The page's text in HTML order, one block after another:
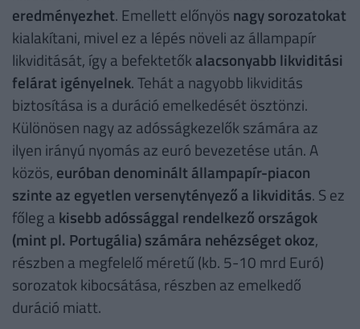
eredményezhet. Emellett előnyös nagy sorozatokat
kialakítani, mivel ez a lépés növeli az állampapír
likviditását, így a befektetőkalacsonyabb likviditási
felárat igényelnek. Tehát a nagyobb likviditás
biztosítása is a duráció emelkedését ösztönzi.
Különösen nagy az adósságkezelők számára az
ilyen irányú nyomás az euró bevezetése után. A
közös, euróban denominált állampapír-piacon
szinte az egyetlen versenytényező a likviditás. S ez
főleg a kisebb adóssággal rendelkező országok
(mint pl. Portugália) számára nehézséget okoz,
részben a megfelelő méretű (kb. 5-10 mrd Euró)
sorozatok kibocsátása, részben az emelkedő
duráció miatt.